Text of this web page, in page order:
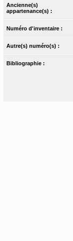
Ancienne(s)
appartenance(s) :
Numéro d'inventaire :
Autre(s) numéro(s) :
Bibliographie :